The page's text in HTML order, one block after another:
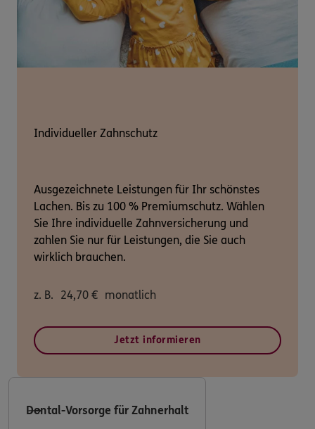
Individueller Zahnschutz
Ausgezeichnete Leistungen für Ihr schönstes
Lachen. Bis zu 100 % Premiumschutz. Wählen
Sie Ihre individuelle Zahnversicherung und
zahlen Sie nur für Leistungen, die Sie auch
wirklich brauchen.
z. B. 24,70 € monatlich
Jetzt informieren
Dental-Vorsorge für Zahnerhalt